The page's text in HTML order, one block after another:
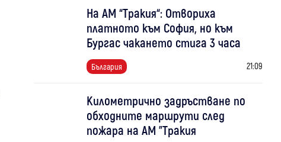
На АМ “Тракия“: Отвориха
платното към София, но към
Бургас чакането стига 3 часа
България 21:09
Километрично задръстване по
обходните маршрути след
пожара на АМ "Тракия